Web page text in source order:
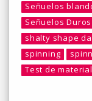
Señuelos
Señuelos Duros
shalty shape
spinning
Test de material